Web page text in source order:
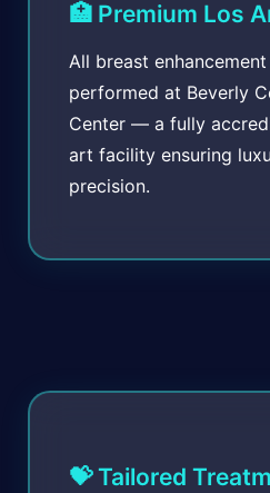
🏥 Premium Los
All breast
performed at Beverly
Center — a fully
art facility ensuring
precision.
💝 Tailored